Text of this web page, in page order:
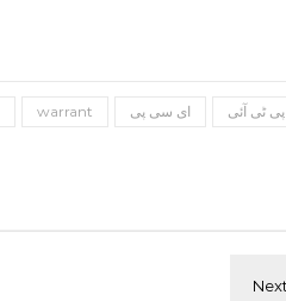
warrant ای سی پی
پی ٹی آئی